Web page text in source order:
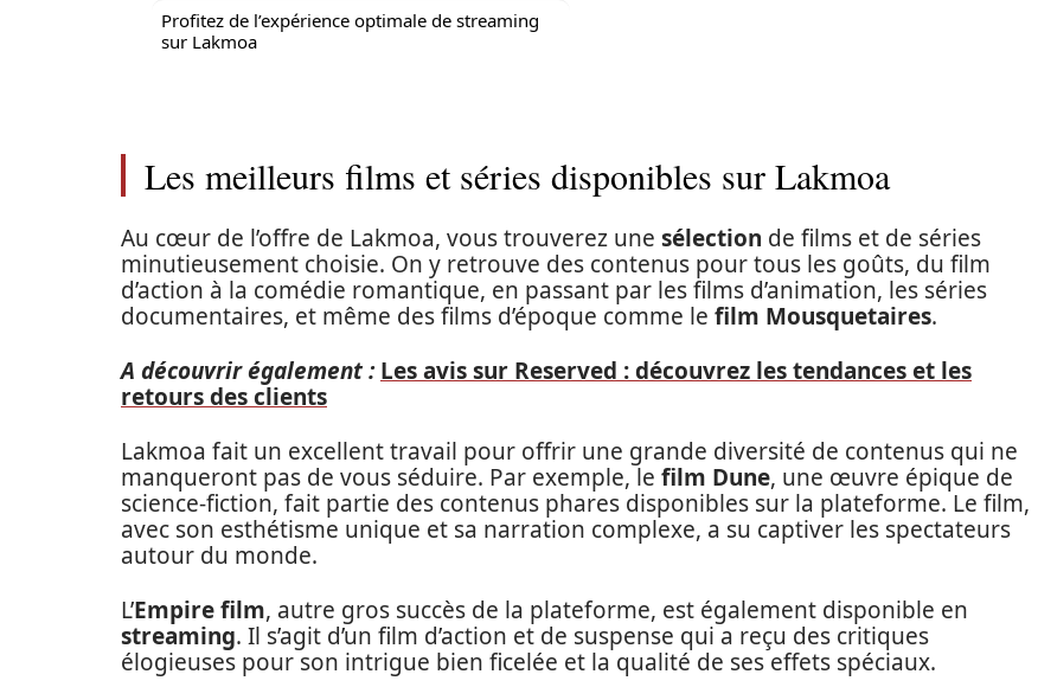
Profitez de l’expérience optimale de streaming
sur Lakmoa
Les meilleurs films et séries disponibles sur Lakmoa
Au cœur de l’offre de Lakmoa, vous trouverez une sélection de films et de séries
minutieusement choisie. On y retrouve des contenus pour tous les goûts, du film
d’action à la comédie romantique, en passant par les films d’animation, les séries
documentaires, et même des films d’époque comme le film Mousquetaires.
A découvrir également : Les avis sur Reserved : découvrez les tendances et les
retours des clients
Lakmoa fait un excellent travail pour offrir une grande diversité de contenus qui ne
manqueront pas de vous séduire. Par exemple, le film Dune, une œuvre épique de
science-fiction, fait partie des contenus phares disponibles sur la plateforme. Le film,
avec son esthétisme unique et sa narration complexe, a su captiver les spectateurs
autour du monde.
L’Empire film, autre gros succès de la plateforme, est également disponible en
streaming. Il s’agit d’un film d’action et de suspense qui a reçu des critiques
élogieuses pour son intrigue bien ficelée et la qualité de ses effets spéciaux.